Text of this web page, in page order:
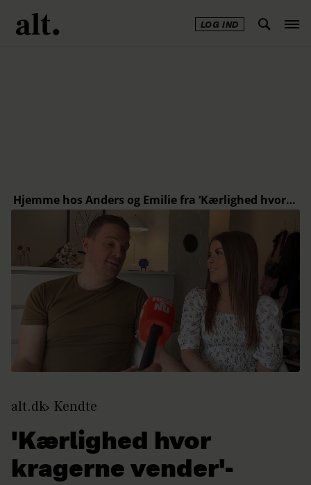
LOG IND
alt.dk Kendte
'Kærlighed hvor
kragerne vender'-